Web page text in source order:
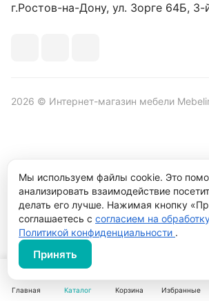
г.Ростов-на-Дону, ул. Зорге 64Б,
2026 © Интернет-магазин мебели
конфиденциальности
Продвижение сайта студияРекламный
Главная Каталог Корзина Избранные
Мы используем файлы cookie. Это
анализировать взаимодействие
делать его лучше. Нажимая кнопку
соглашаетесь с согласием на
Политикой конфиденциальности .
Принять